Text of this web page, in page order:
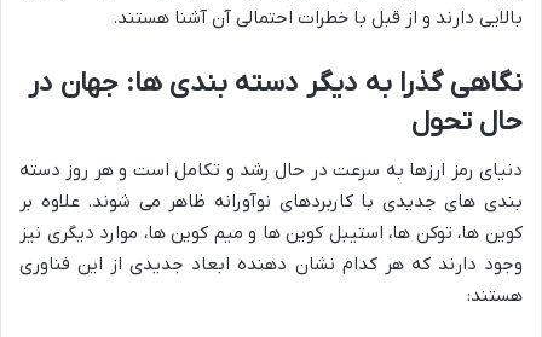
بالایی دارند و از قبل با خطرات احتمالی آن آشنا هستند.
نگاهی گذرا به دیگر دسته بندی ها: جهان در
حال تحول
دنیای رمز ارزها به سرعت در حال رشد و تکامل است و هر روز دسته
بندی های جدیدی با کاربردهای نوآورانه ظاهر می شوند. علاوه بر
کوین ها، توکن ها، استیبل کوین ها و میم کوین ها، موارد دیگری نیز
وجود دارند که هر کدام نشان دهنده ابعاد جدیدی از این فناوری
هستند: